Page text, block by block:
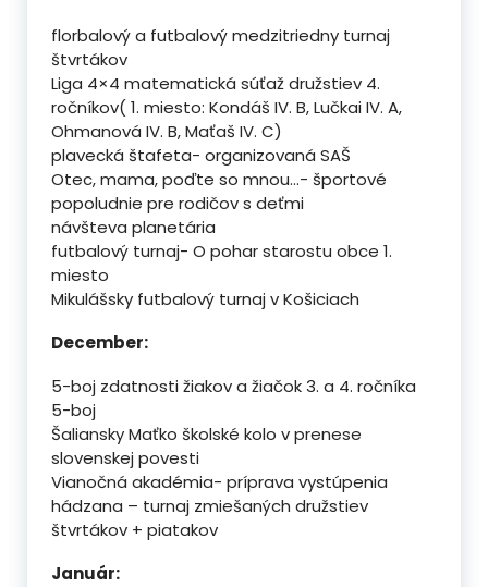
florbalový a futbalový medzitriedny turnaj
štvrtákov
Liga 4×4 matematická súťaž družstiev 4.
ročníkov( 1. miesto: Kondáš IV. B, Lučkai IV. A,
Ohmanová IV. B, Maťaš IV. C)
plavecká štafeta- organizovaná SAŠ
Otec, mama, poďte so mnou…- športové
popoludnie pre rodičov s deťmi
návšteva planetária
futbalový turnaj- O pohar starostu obce 1.
miesto
Mikulášsky futbalový turnaj v Košiciach
December:
5-boj zdatnosti žiakov a žiačok 3. a 4. ročníka
5-boj
Šaliansky Maťko školské kolo v prenese
slovenskej povesti
Vianočná akadémia- príprava vystúpenia
hádzana – turnaj zmiešaných družstiev
štvrtákov + piatakov
Január: